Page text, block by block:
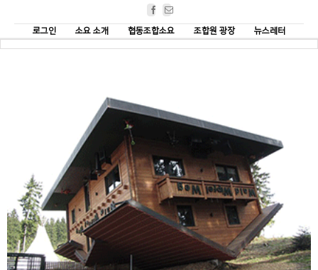
Facebook
로그인
소요 소개 협동조합소요 조합원 광장 뉴스레터